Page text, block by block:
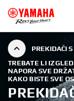
PREKIDAČI
TREBATE LI
NAPORA SVE
KAKO BISTE SVE